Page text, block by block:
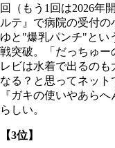
回（もう1回は2026年
ルテ』で病院の受付
ゆと"爆乳パンチ"とい
戦突破。「だっちゅ
レビは水着で出るの
なる？と思ってネット
『ガキの使いやあら
らしい。
【3位】